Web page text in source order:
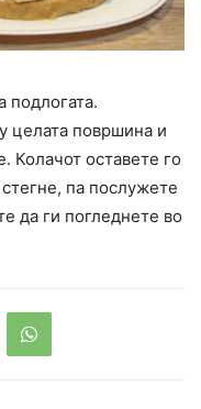
подлогата.
целата површина и
Колачот оставете го
па послужете
да ги погледнете во